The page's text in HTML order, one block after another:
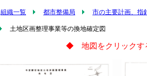
組織一覧 都市整備局 市の主要計画、指
土地区画整理事業等の換地確定図
◆ 地図をクリックす